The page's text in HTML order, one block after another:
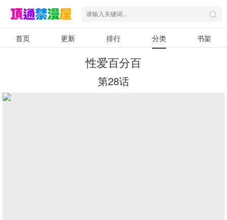
首页 更新 排行 分类 书架
性爱百分百
第28话